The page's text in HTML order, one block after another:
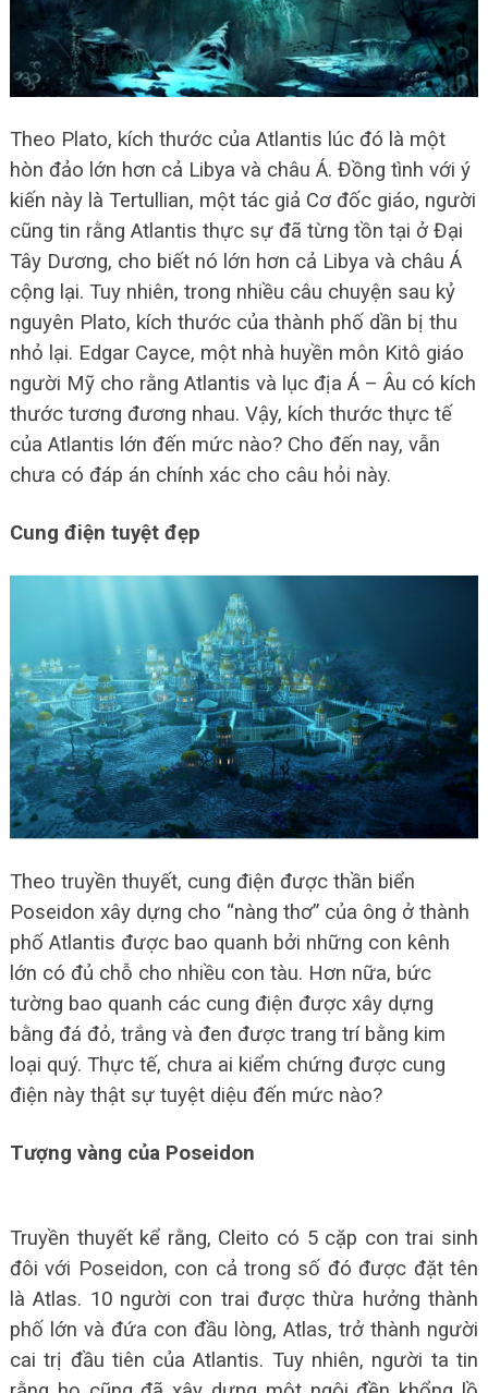
Theo Plato, kích thước của Atlantis lúc đó là một
hòn đảo lớn hơn cả Libya và châu Á. Đồng tình với ý
kiến này là Tertullian, một tác giả Cơ đốc giáo, người
cũng tin rằng Atlantis thực sự đã từng tồn tại ở Đại
Tây Dương, cho biết nó lớn hơn cả Libya và châu Á
cộng lại. Tuy nhiên, trong nhiều câu chuyện sau kỷ
nguyên Plato, kích thước của thành phố dần bị thu
nhỏ lại. Edgar Cayce, một nhà huyền môn Kitô giáo
người Mỹ cho rằng Atlantis và lục địa Á – Âu có kích
thước tương đương nhau. Vậy, kích thước thực tế
của Atlantis lớn đến mức nào? Cho đến nay, vẫn
chưa có đáp án chính xác cho câu hỏi này.
Cung điện tuyệt đẹp
Theo truyền thuyết, cung điện được thần biển
Poseidon xây dựng cho “nàng thơ” của ông ở thành
phố Atlantis được bao quanh bởi những con kênh
lớn có đủ chỗ cho nhiều con tàu. Hơn nữa, bức
tường bao quanh các cung điện được xây dựng
bằng đá đỏ, trắng và đen được trang trí bằng kim
loại quý. Thực tế, chưa ai kiểm chứng được cung
điện này thật sự tuyệt diệu đến mức nào?
Tượng vàng của Poseidon
Truyền thuyết kể rằng, Cleito có 5 cặp con trai sinh
đôi với Poseidon, con cả trong số đó được đặt tên
là Atlas. 10 người con trai được thừa hưởng thành
phố lớn và đứa con đầu lòng, Atlas, trở thành người
cai trị đầu tiên của Atlantis. Tuy nhiên, người ta tin